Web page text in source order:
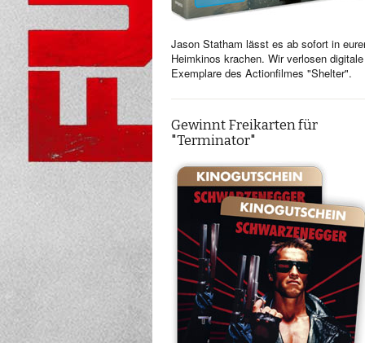
Jason Statham lässt es ab sofort in
Heimkinos krachen. Wir verlosen digitale
Exemplare des Actionfilmes "Shelter".
Gewinnt Freikarten für
"Terminator"